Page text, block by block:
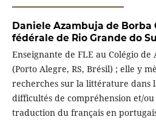
Daniele Azambuja de Borba
fédérale de Rio Grande do
Enseignante de FLE au Colégio de
(Porto Alegre, RS, Brésil) ; elle y
recherches sur la littérature dans
difficultés de compréhension et/ou
traduction du français en